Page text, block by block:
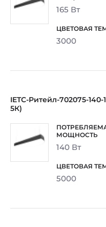
165 Вт
3000
IETC-Ритейл-702075-
5К)
140 Вт
5000